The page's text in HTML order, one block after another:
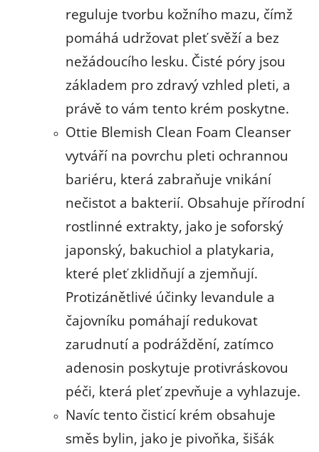
reguluje tvorbu kožního mazu, čímž
pomáhá udržovat pleť svěží a bez
nežádoucího lesku. Čisté póry jsou
základem pro zdravý vzhled pleti, a
právě to vám tento krém poskytne.
Ottie Blemish Clean Foam Cleanser
vytváří na povrchu pleti ochrannou
bariéru, která zabraňuje vnikání
nečistot a bakterií. Obsahuje přírodní
rostlinné extrakty, jako je soforský
japonský, bakuchiol a platykaria,
které pleť zklidňují a zjemňují.
Protizánětlivé účinky levandule a
čajovníku pomáhají redukovat
zarudnutí a podráždění, zatímco
adenosin poskytuje protivráskovou
péči, která pleť zpevňuje a vyhlazuje.
Navíc tento čisticí krém obsahuje
směs bylin, jako je pivoňka, šišák